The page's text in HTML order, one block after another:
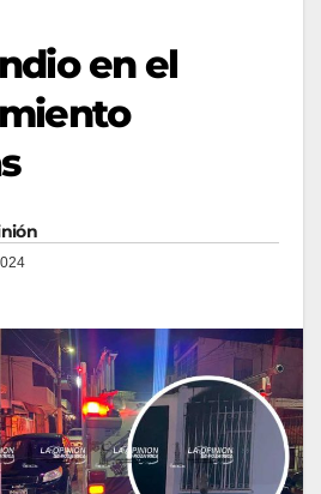
en el